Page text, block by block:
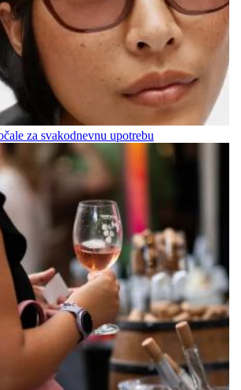
za svakodnevnu upotrebu